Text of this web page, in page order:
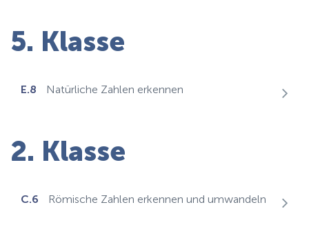
5. Klasse
E.8 Natürliche Zahlen erkennen
2. Klasse
C.6 Römische Zahlen erkennen und umwandeln